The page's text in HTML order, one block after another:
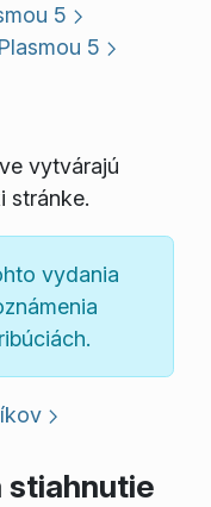
5
5
vytvárajú
stránke.
vydania
stiahnutie